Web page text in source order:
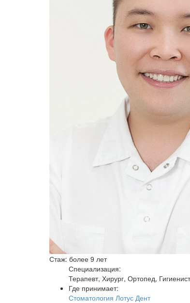
Стаж: более 9 лет
Специализация:
Терапевт, Хирург, Ортопед,
Где принимает:
Стоматология Лотус Дент